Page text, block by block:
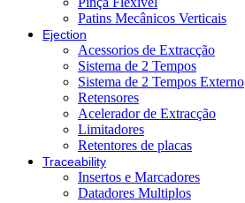
Patins Mecânicos Verticais
Ejection
Acessorios de Extracção
Sistema de 2 Tempos
Sistema de 2 Tempos Externo
Retensores
Acelerador de Extracção
Limitadores
Retentores de placas
Traceability
Insertos e Marcadores
Datadores Multiplos